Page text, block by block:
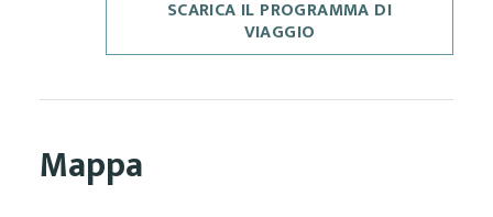
SCARICA IL PROGRAMMA DI
VIAGGIO
Mappa